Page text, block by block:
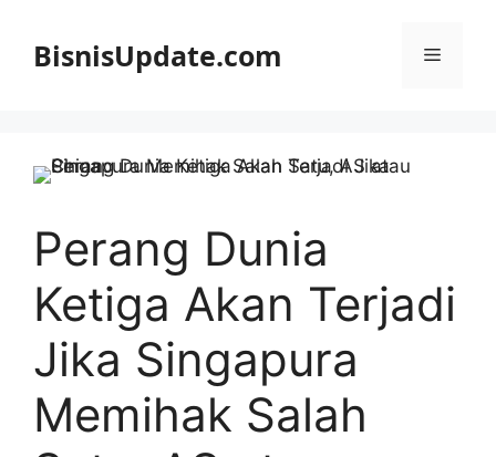
BisnisUpdate.com Menu
Perang Dunia
Ketiga Akan Terjadi
Jika Singapura
Memihak Salah